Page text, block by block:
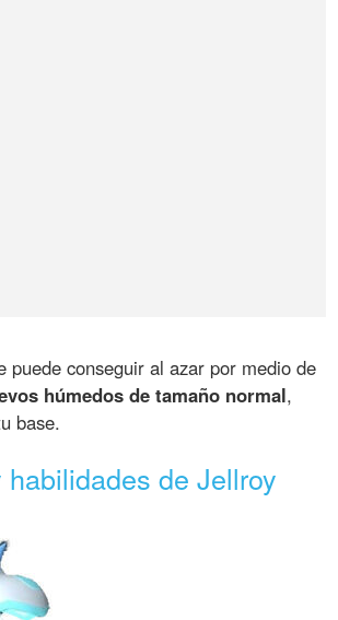
puede conseguir al azar por medio de
húmedos de tamaño normal,
base.
de Jellroy